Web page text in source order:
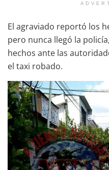
El agraviado reportó los
pero nunca llegó la
hechos ante las
el taxi robado.